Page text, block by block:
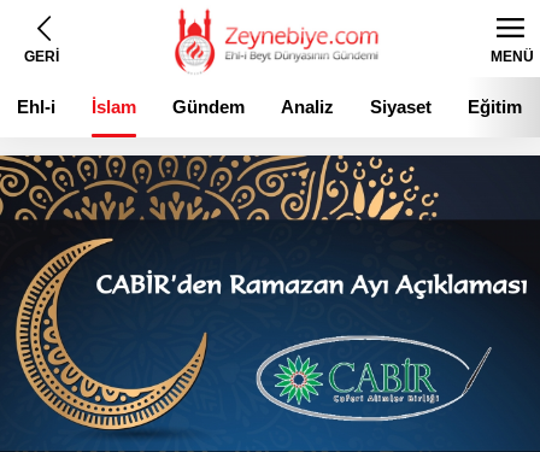
GERİ MENÜ
Ehl-i
Beyt
İslam Gündem Analiz Siyaset Eğitim